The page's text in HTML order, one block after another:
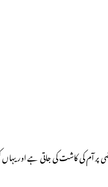
پر آم کی کاشت کی جاتی ہے اور